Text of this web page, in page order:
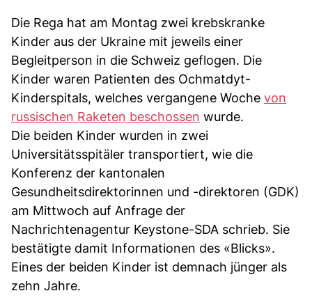
Die Rega hat am Montag zwei krebskranke
Kinder aus der Ukraine mit jeweils einer
Begleitperson in die Schweiz geflogen. Die
Kinder waren Patienten des Ochmatdyt-
Kinderspitals, welches vergangene Woche von
russischen Raketen beschossen wurde.
Die beiden Kinder wurden in zwei
Universitätsspitäler transportiert, wie die
Konferenz der kantonalen
Gesundheitsdirektorinnen und -direktoren (GDK)
am Mittwoch auf Anfrage der
Nachrichtenagentur Keystone-SDA schrieb. Sie
bestätigte damit Informationen des «Blicks».
Eines der beiden Kinder ist demnach jünger als
zehn Jahre.